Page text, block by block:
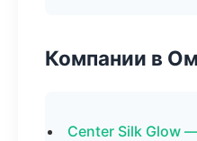
Компании в
Center Silk Glow